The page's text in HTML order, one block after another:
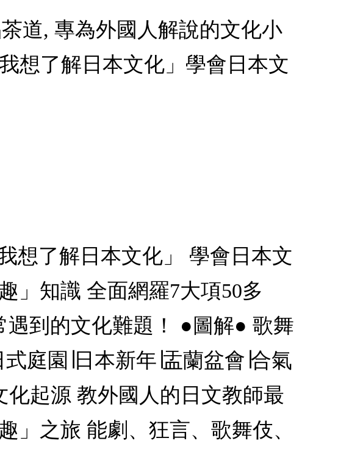
道, 專為外國人解說的文化小
想了解日本文化」學會日本文
想了解日本文化」 學會日本文
」知識 全面網羅7大項50多
到的文化難題！ ●圖解● 歌舞
式庭園∣日本新年∣盂蘭盆會∣合氣
起源 教外國人的日文教師最
」之旅 能劇、狂言、歌舞伎、